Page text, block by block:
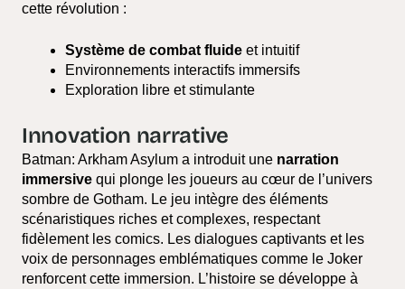
cette révolution :
Système de combat fluide et intuitif
Environnements interactifs immersifs
Exploration libre et stimulante
Innovation narrative
Batman: Arkham Asylum a introduit une narration
immersive qui plonge les joueurs au cœur de l’univers
sombre de Gotham. Le jeu intègre des éléments
scénaristiques riches et complexes, respectant
fidèlement les comics. Les dialogues captivants et les
voix de personnages emblématiques comme le Joker
renforcent cette immersion. L’histoire se développe à